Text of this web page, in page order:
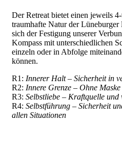
Der Retreat bietet einen jeweils
traumhafte Natur der
sich der Festigung unserer
Kompass mit unterschiedlichen
einzeln oder in Abfolge
können.
R1: Innerer Halt – Sicherheit in
R2: Innere Grenze – Ohne
R3: Selbstliebe – Kraftquelle und
R4: Selbstführung – Sicherheit
allen Situationen